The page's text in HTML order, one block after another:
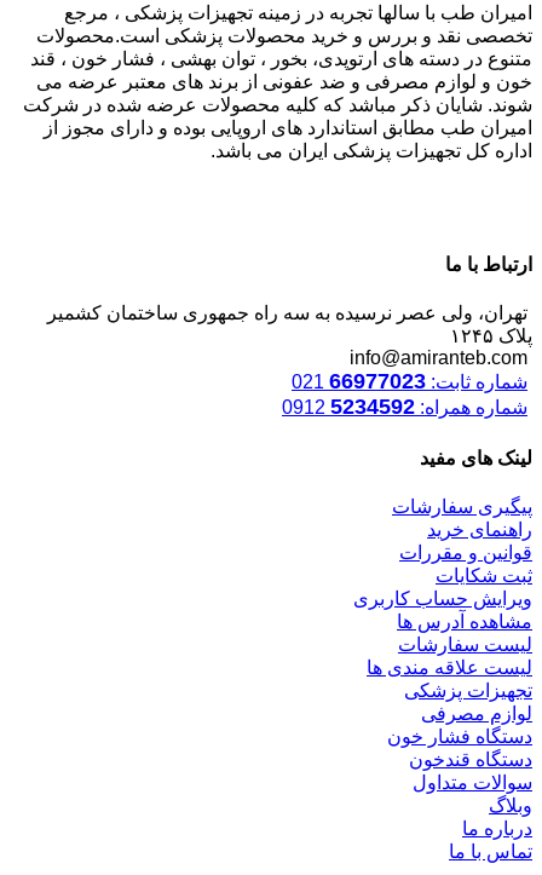
امیران طب با سالها تجربه در زمینه تجهیزات پزشکی ، مرجع
تخصصی نقد و بررس و خرید محصولات پزشکی است.محصولات
متنوع در دسته های ارتوپدی، بخور ، توان بهشی ، فشار خون ، قند
خون و لوازم مصرفی و ضد عفونی از برند های معتبر عرضه می
شوند. شایان ذکر مباشد که کلیه محصولات عرضه شده در شرکت
امیران طب مطابق استاندارد های اروپایی بوده و دارای مجوز از
اداره کل تجهیزات پزشکی ایران می باشد.
ارتباط با ما
تهران، ولی عصر نرسیده به سه راه جمهوری ساختمان کشمیر
پلاک ۱۲۴۵
info@amiranteb.com
شماره ثابت: 66977023
شماره همراه: 5234592
لینک های مفید
پیگیری سفارشات
راهنمای خرید
قوانین و مقررات
ثبت شکایات
ویرایش حساب کاربری
مشاهده آدرس ها
لیست سفارشات
لیست علاقه مندی ها
تجهیزات پزشکی
لوازم مصرفی
دستگاه فشار خون
دستگاه قندخون
سوالات متداول
وبلاگ
درباره ما
تماس با ما